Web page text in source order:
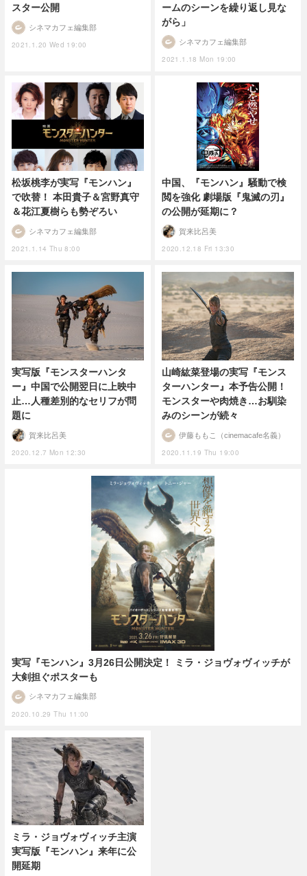
スター公開
2021.1.20 Wed 19:00
シネマカフェ編集部
ームのシーンを繰り返し見な
がら」
2021.1.18 Mon 19:00
シネマカフェ編集部
松坂桃李が実写『モンハン』
で吹替！ 本田貴子＆宮野真守
＆花江夏樹らも勢ぞろい
2021.1.14 Thu 8:00
シネマカフェ編集部
中国、『モンハン』騒動で検
閲を強化 劇場版『鬼滅の刃』
の公開が延期に？
2020.12.18 Fri 13:30
賀来比呂美
実写版『モンスターハンタ
ー』中国で公開翌日に上映中
止…人種差別的なセリフが問
題に
2020.12.7 Mon 12:30
賀来比呂美
山崎紘菜登場の実写『モンス
ターハンター』本予告公開！
モンスターや肉焼き…お馴染
みのシーンが続々
2020.11.19 Thu 19:00
伊藤ももこ（cinemacafe名義）
実写『モンハン』3月26日公開決定！ ミラ・ジョヴォヴィッチが
大剣担ぐポスターも
2020.10.29 Thu 11:00
シネマカフェ編集部
ミラ・ジョヴォヴィッチ主演
実写版『モンハン』来年に公
開延期